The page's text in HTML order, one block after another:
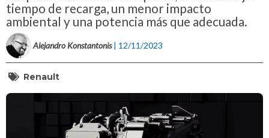
tiempo de recarga, un menor impacto
ambiental y una potencia más que adecuada.
Alejandro Konstantonis | 12/11/2023
Renault